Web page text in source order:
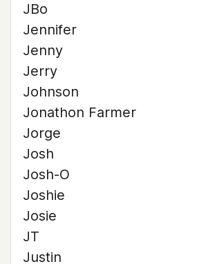
JBo
Jennifer
Jenny
Jerry
Johnson
Jonathon Farmer
Jorge
Josh
Josh-O
Joshie
Josie
JT
Justin